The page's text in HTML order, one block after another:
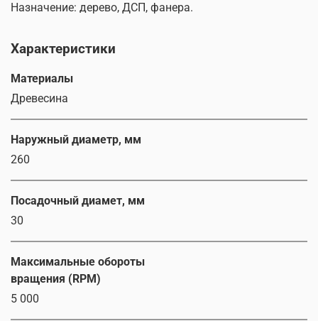
Назначение: дерево, ДСП, фанера.
Характеристики
Материалы
Древесина
Наружный диаметр, мм
260
Посадочный диамет, мм
30
Максимальные обороты
вращения (RPM)
5 000